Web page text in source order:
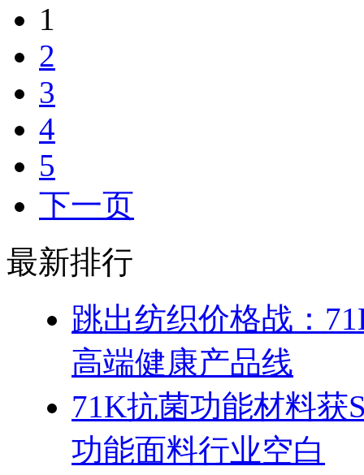
1
2
3
4
5
下一页
最新排行
跳出纺织价格战：
高端健康产品线
71K抗菌功能材料获
功能面料行业空白